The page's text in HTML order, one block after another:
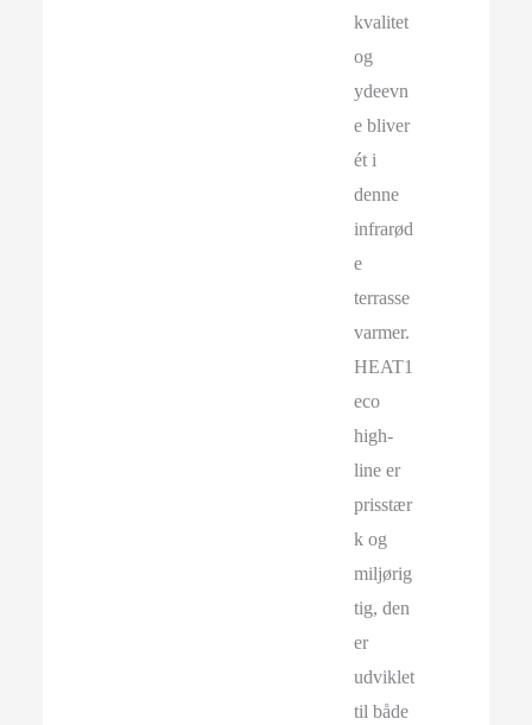
kvalitet
og
ydeevn
e bliver
ét i
denne
infrarød
e
terrasse
varmer.
HEAT1
eco
high-
line er
prisstær
k og
miljørig
tig, den
er
udviklet
til både